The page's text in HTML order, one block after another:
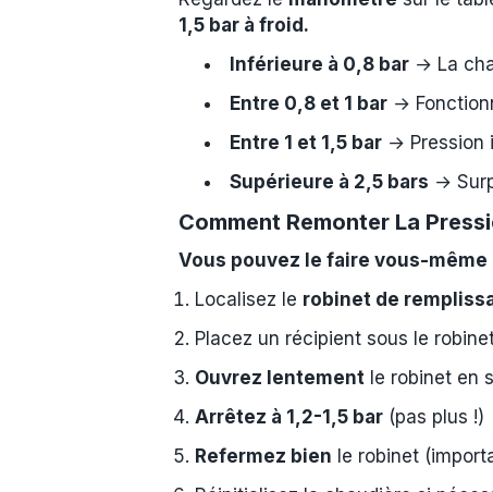
1,5 bar à froid.
Inférieure à 0,8 bar → La
Entre 0,8 et 1 bar →
Entre 1 et 1,5 bar → Pression
Supérieure à 2,5 bars →
Comment Remonter La
Vous pouvez le faire vous-même
Localisez le robinet de
Placez un récipient sous le
Ouvrez lentement le robinet en
Arrêtez à 1,2-1,5 bar (pas plus !)
Refermez bien le robinet